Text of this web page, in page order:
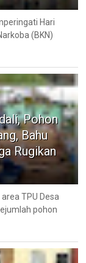
Hari
(BKN)
Pohon
Bahu
Rugikan
TPU Desa
pohon